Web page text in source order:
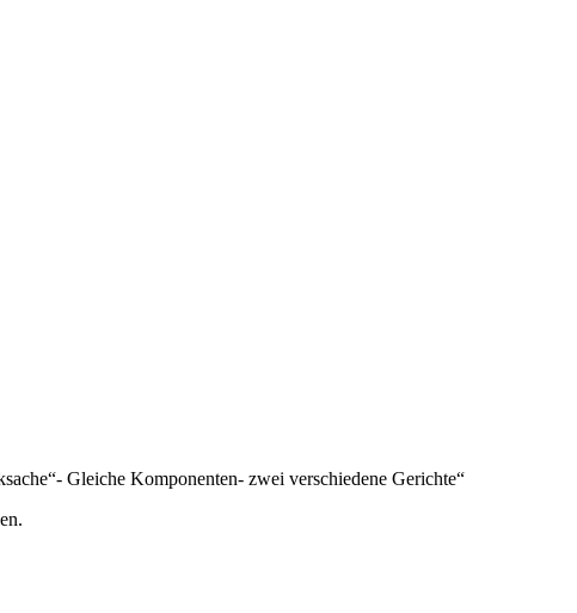
Gleiche Komponenten- zwei verschiedene Gerichte“